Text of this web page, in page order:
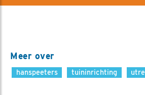
Meer over
hanspeeters tuininrichting